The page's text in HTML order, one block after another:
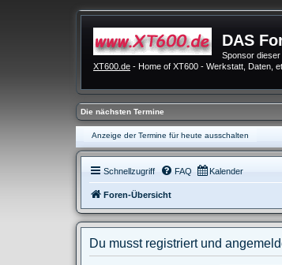
DAS
Sponsor dieser
XT600.de - Home of XT600 - Werkstatt, Daten,
Die nächsten Termine
Anzeige der Termine für heute ausschalten
Schnellzugriff FAQ Kalender
Foren-Übersicht
Du musst registriert und